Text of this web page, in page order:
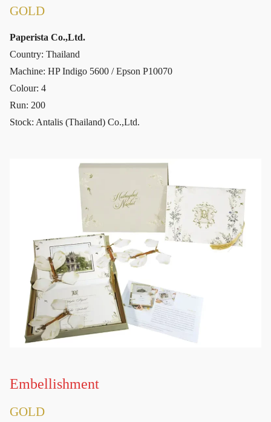
GOLD
Paperista Co.,Ltd.
Country: Thailand
Machine: HP Indigo 5600 / Epson P10070
Colour: 4
Run: 200
Stock: Antalis (Thailand) Co.,Ltd.
Embellishment
GOLD